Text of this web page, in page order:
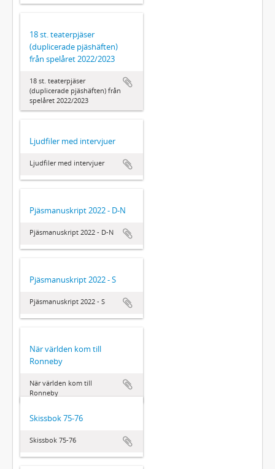
18 st. teaterpjäser
(duplicerade pjäshäften)
från spelåret 2022/2023
18 st. teaterpjäser
(duplicerade pjäshäften) från
spelåret 2022/2023
Ljudfiler med intervjuer
Ljudfiler med intervjuer
Pjäsmanuskript 2022 - D-N
Pjäsmanuskript 2022 - D-N
Pjäsmanuskript 2022 - S
Pjäsmanuskript 2022 - S
När världen kom till
Ronneby
När världen kom till
Ronneby
Skissbok 75-76
Skissbok 75-76